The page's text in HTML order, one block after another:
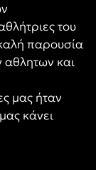
του
παρουσία
αθλητων και
μας ήταν
κάνει